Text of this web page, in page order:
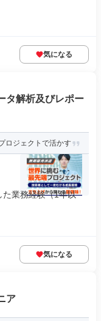
気になる
タ解析及びレポー
ロジェクトで活かす
た業務経験（1年以
気になる
ア